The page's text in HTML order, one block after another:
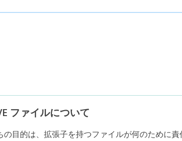
ファイルについて
の目的は、拡張子を持つファイルが何のために